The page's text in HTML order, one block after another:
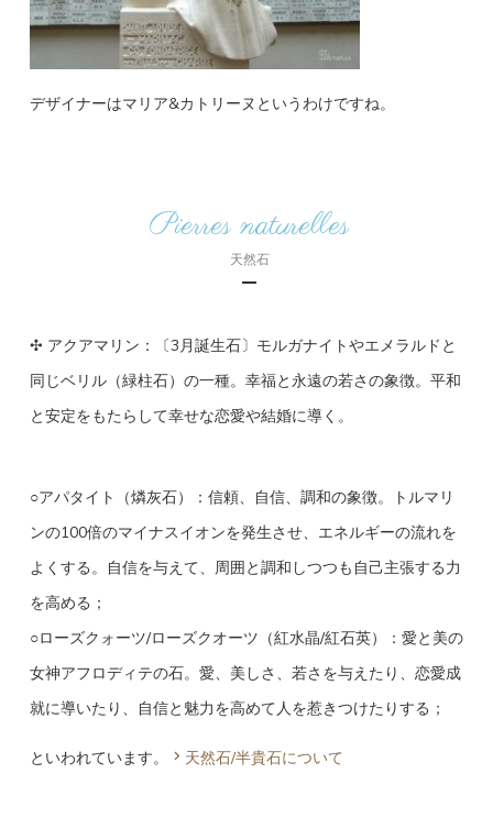
デザイナーはマリア&カトリーヌというわけですね。
Pierres naturelles
天然石
✣ アクアマリン：〔3月誕生石〕モルガナイトやエメラルドと
同じベリル（緑柱石）の一種。幸福と永遠の若さの象徴。平和
と安定をもたらして幸せな恋愛や結婚に導く。
○アパタイト（燐灰石）：信頼、自信、調和の象徴。トルマリ
ンの100倍のマイナスイオンを発生させ、エネルギーの流れを
よくする。自信を与えて、周囲と調和しつつも自己主張する力
を高める；
○ローズクォーツ/ローズクオーツ（紅水晶/紅石英）：愛と美の
女神アフロディテの石。愛、美しさ、若さを与えたり、恋愛成
就に導いたり、自信と魅力を高めて人を惹きつけたりする；
といわれています。 天然石/半貴石について